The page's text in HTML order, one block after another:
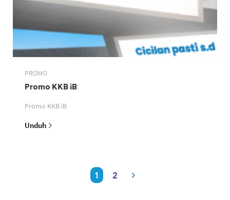
PROMO
Promo KKB iB
Promo KKB iB
Unduh
1 2